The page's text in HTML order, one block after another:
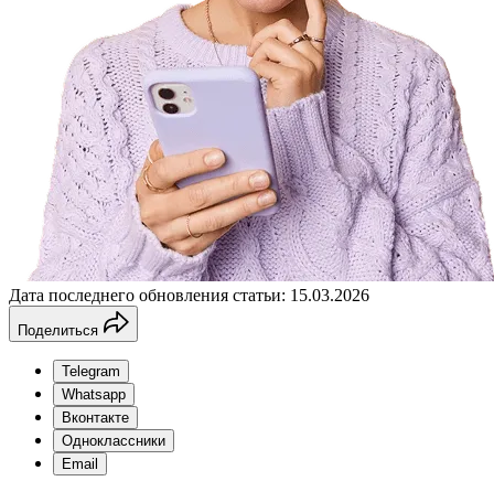
Дата последнего обновления статьи: 15.03.2026
Поделиться
Telegram
Whatsapp
Вконтакте
Одноклассники
Email